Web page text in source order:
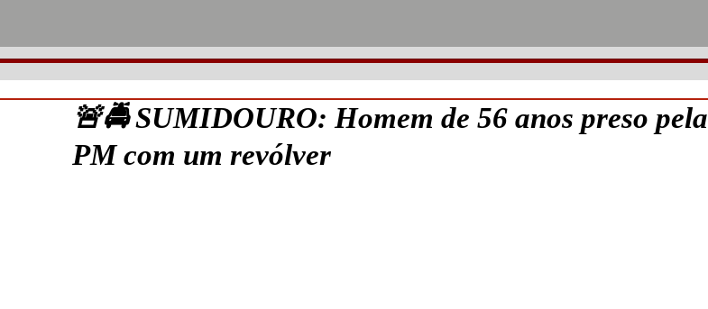
🚨🚔 SUMIDOURO: Homem de 56 anos preso pela
PM com um revólver